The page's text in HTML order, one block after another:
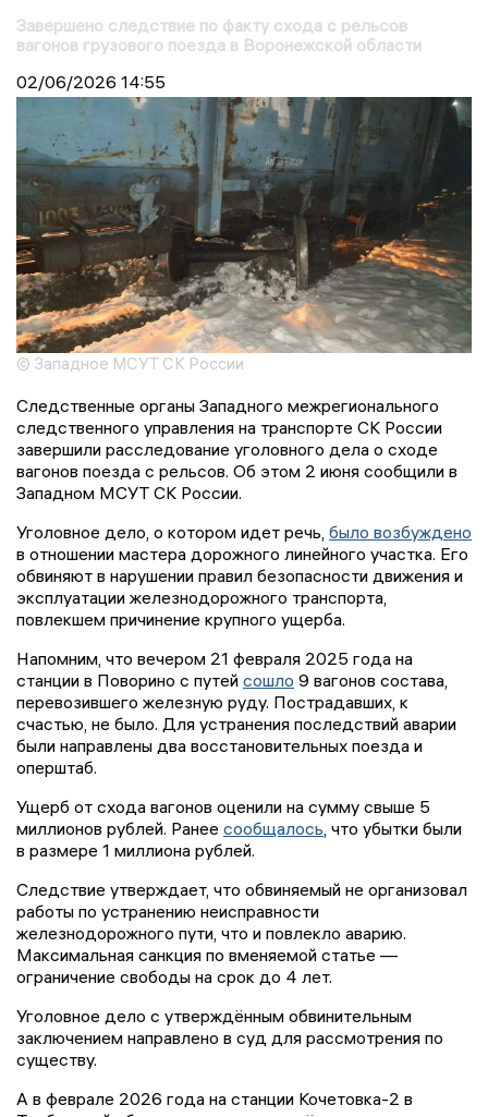
Завершено следствие по факту схода с рельсов
вагонов грузового поезда в Воронежской области
02/06/2026 14:55
© Западное МСУТ СК России
Следственные органы Западного межрегионального
следственного управления на транспорте СК России
завершили расследование уголовного дела о сходе
вагонов поезда с рельсов. Об этом 2 июня сообщили в
Западном МСУТ СК России.
Уголовное дело, о котором идет речь, было возбуждено
в отношении мастера дорожного линейного участка. Его
обвиняют в нарушении правил безопасности движения и
эксплуатации железнодорожного транспорта,
повлекшем причинение крупного ущерба.
Напомним, что вечером 21 февраля 2025 года на
станции в Поворино с путей сошло 9 вагонов состава,
перевозившего железную руду. Пострадавших, к
счастью, не было. Для устранения последствий аварии
были направлены два восстановительных поезда и
оперштаб.
Ущерб от схода вагонов оценили на сумму свыше 5
миллионов рублей. Ранее сообщалось , что убытки были
в размере 1 миллиона рублей.
Следствие утверждает, что обвиняемый не организовал
работы по устранению неисправности
железнодорожного пути, что и повлекло аварию.
Максимальная санкция по вменяемой статье —
ограничение свободы на срок до 4 лет.
Уголовное дело с утверждённым обвинительным
заключением направлено в суд для рассмотрения по
существу.
А в феврале 2026 года на станции Кочетовка-2 в